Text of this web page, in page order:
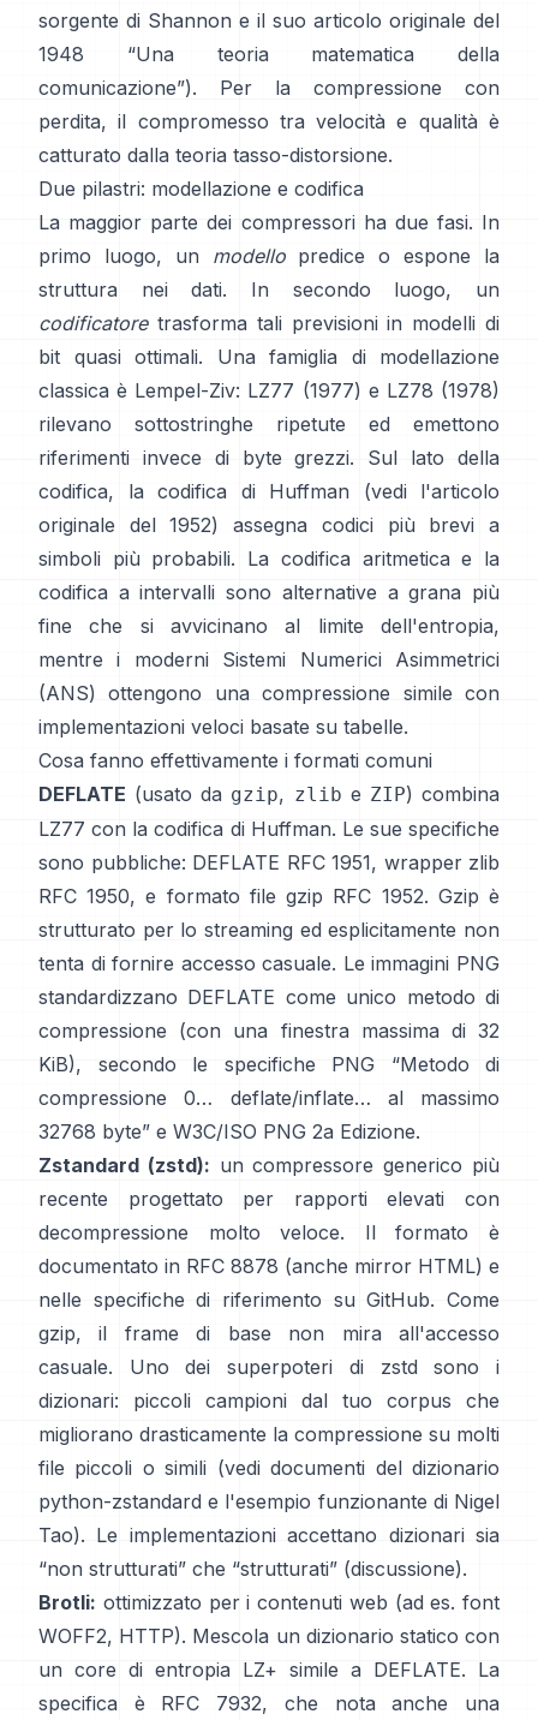
sorgente di Shannon e il suo articolo originale del
1948
“Una teoria matematica della
comunicazione”). Per la compressione con
perdita, il compromesso tra velocità e qualità è
catturato dalla teoria tasso-distorsione.
Due pilastri: modellazione e codifica
La maggior parte dei compressori ha due fasi. In
primo luogo, un modellopredice o espone la
struttura nei dati. In secondo luogo, un
codificatoretrasforma tali previsioni in modelli di
bit quasi ottimali. Una famiglia di modellazione
classica è Lempel-Ziv: LZ77 (1977) e LZ78 (1978)
rilevano sottostringhe ripetute ed emettono
riferimenti invece di byte grezzi. Sul lato della
codifica, la codifica di Huffman
(vedi l'articolo
originale del 1952) assegna codici più brevi a
simboli più probabili. La codifica aritmetica e la
codifica a intervalli sono alternative a grana più
fine che si avvicinano al limite dell'entropia,
mentre i moderni
Sistemi Numerici Asimmetrici
(ANS)
ottengono una compressione simile con
implementazioni veloci basate su tabelle.
Cosa fanno effettivamente i formati comuni
DEFLATE (usato da gzip, zlib e ZIP) combina
LZ77 con la codifica di Huffman. Le sue specifiche
sono pubbliche: DEFLATE RFC 1951, wrapper zlib
RFC 1950, e formato file gzip RFC 1952. Gzip è
strutturato per lo streaming ed esplicitamente non
tenta di fornire accesso casuale. Le immagini PNG
standardizzano DEFLATE come unico metodo di
compressione (con una finestra massima di 32
KiB), secondo le specifiche PNG
“Metodo di
compressione 0… deflate/inflate… al massimo
32768 byte” e W3C/ISO PNG 2a Edizione.
Zstandard (zstd): un compressore generico più
recente progettato per rapporti elevati con
decompressione molto veloce. Il formato è
documentato in RFC 8878 (anche mirror HTML) e
nelle specifiche di riferimento su GitHub. Come
gzip, il frame di base
non mira all'accesso
casuale. Uno dei superpoteri di zstd sono i
dizionari: piccoli campioni dal tuo corpus che
migliorano drasticamente la compressione su molti
file piccoli o simili (vedi documenti del dizionario
python-zstandard e l'esempio funzionante di Nigel
Tao). Le implementazioni accettano dizionari sia
“non strutturati” che “strutturati” (discussione).
Brotli: ottimizzato per i contenuti web (ad es. font
WOFF2, HTTP). Mescola un dizionario statico con
un core di entropia LZ+ simile a DEFLATE. La
specifica è
RFC 7932, che nota anche una